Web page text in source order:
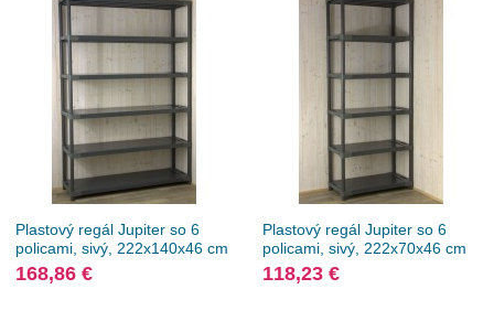
Plastový regál Jupiter so 6
policami, sivý, 222x140x46 cm
168,86 €
Plastový regál Jupiter so 6
policami, sivý, 222x70x46 cm
118,23 €